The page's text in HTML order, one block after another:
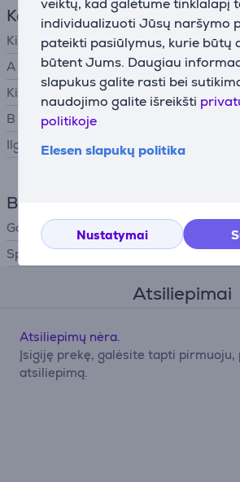
individualizuoti Jūsų naršymo
pateikti pasiūlymus, kurie būtų
būtent Jums. Daugiau
slapukus galite rasti bei
naudojimo galite išreikšti
politikoje
Elesen slapukų politika
Nustatymai
Kabelis
Kištukas A
A tipo jungtis
Kištukas B
B tipo jungtis
Ilgis
Bendri parametrai
Gamintojas
Spalva
Atsiliepimai
Atsiliepimų nėra.
Įsigiję prekę, galėsite tapti pirmuoju,
atsiliepimą.